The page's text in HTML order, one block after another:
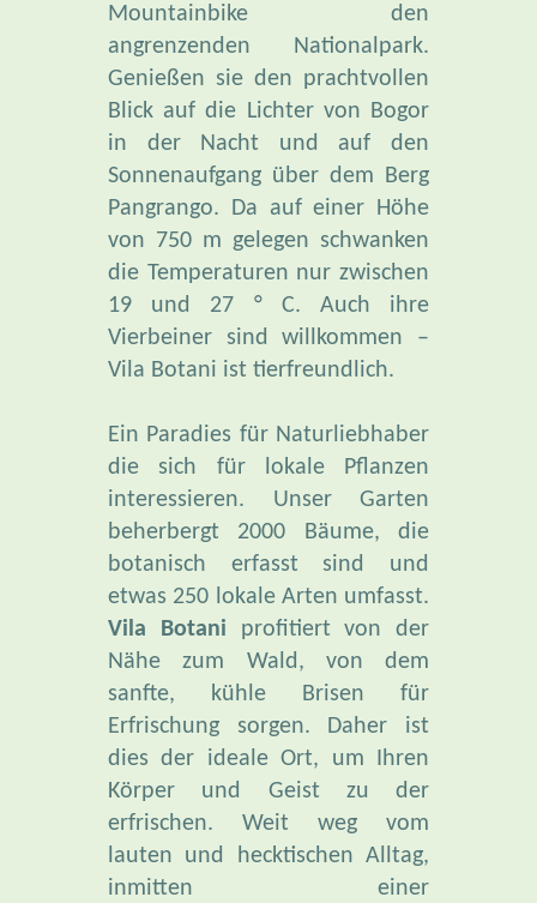
Mountainbike den
angrenzenden Nationalpark.
Genießen sie den prachtvollen
Blick auf die Lichter von Bogor
in der Nacht und auf den
Sonnenaufgang über dem Berg
Pangrango. Da auf einer Höhe
von 750 m gelegen schwanken
die Temperaturen nur zwischen
19 und 27 ° C. Auch ihre
Vierbeiner sind willkommen –
Vila Botani ist tierfreundlich.
Ein Paradies für Naturliebhaber
die sich für lokale Pflanzen
interessieren. Unser Garten
beherbergt 2000 Bäume, die
botanisch erfasst sind und
etwas 250 lokale Arten umfasst.
Vila Botani profitiert von der
Nähe zum Wald, von dem
sanfte, kühle Brisen für
Erfrischung sorgen. Daher ist
dies der ideale Ort, um Ihren
Körper und Geist zu der
erfrischen. Weit weg vom
lauten und hecktischen Alltag,
inmitten einer